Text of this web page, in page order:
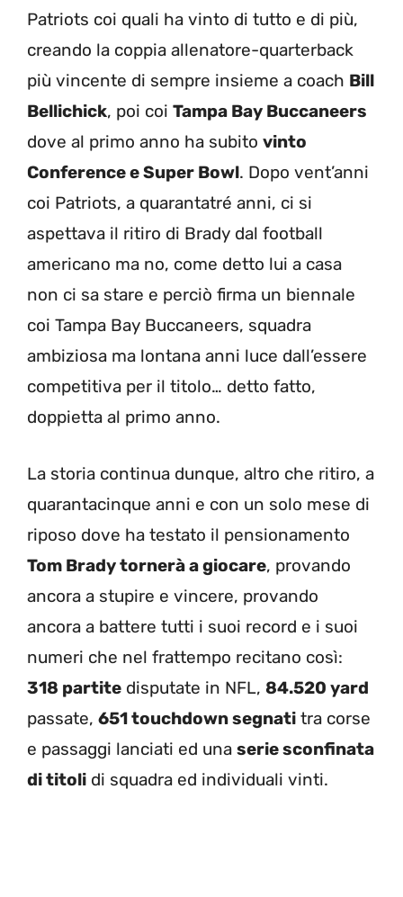
Patriots coi quali ha vinto di tutto e di più,
creando la coppia allenatore-quarterback
più vincente di sempre insieme a coach Bill
Bellichick, poi coi Tampa Bay Buccaneers
dove al primo anno ha subito vinto
Conference e Super Bowl. Dopo vent’anni
coi Patriots, a quarantatré anni, ci si
aspettava il ritiro di Brady dal football
americano ma no, come detto lui a casa
non ci sa stare e perciò firma un biennale
coi Tampa Bay Buccaneers, squadra
ambiziosa ma lontana anni luce dall’essere
competitiva per il titolo… detto fatto,
doppietta al primo anno.
La storia continua dunque, altro che ritiro, a
quarantacinque anni e con un solo mese di
riposo dove ha testato il pensionamento
Tom Brady tornerà a giocare, provando
ancora a stupire e vincere, provando
ancora a battere tutti i suoi record e i suoi
numeri che nel frattempo recitano così:
318 partite disputate in NFL, 84.520 yard
passate, 651 touchdown segnati tra corse
e passaggi lanciati ed una serie sconfinata
di titoli di squadra ed individuali vinti.